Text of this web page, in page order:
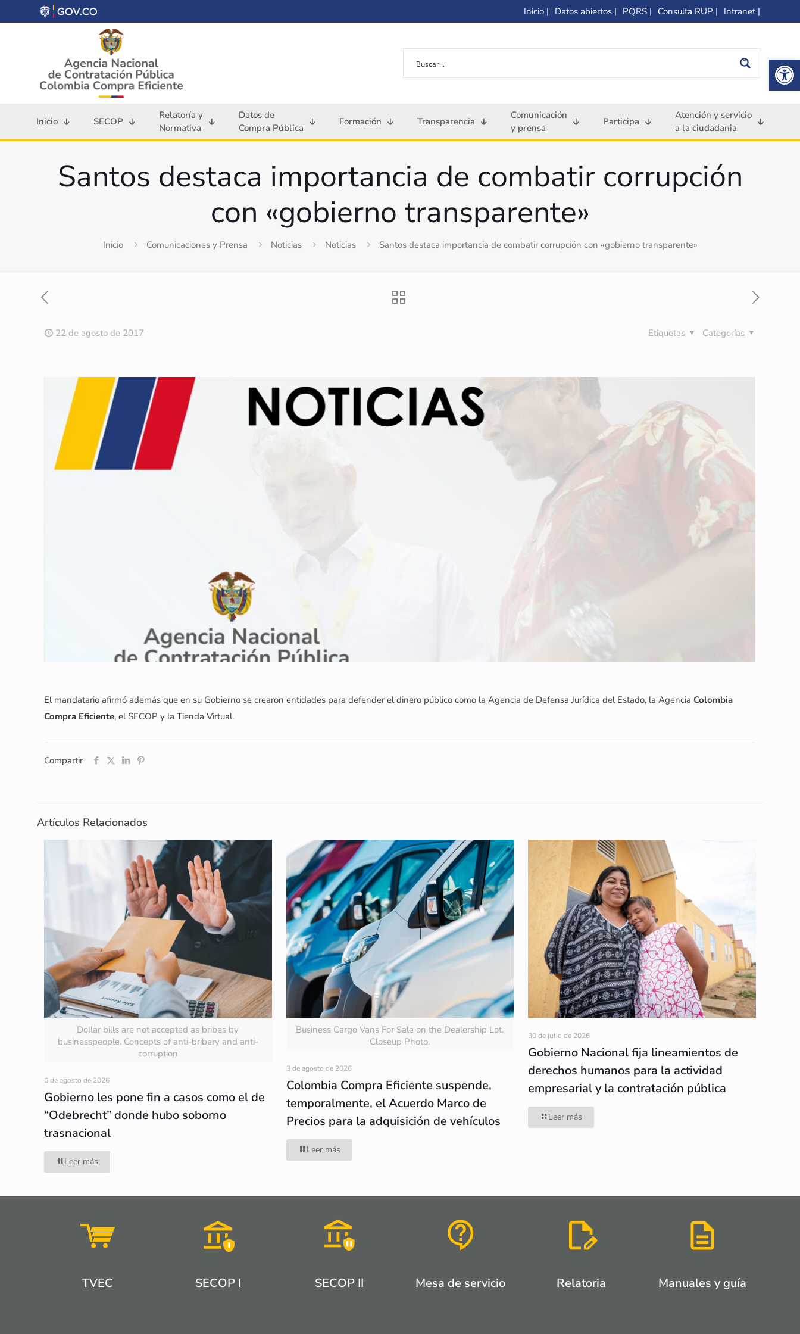
Inicio | Datos abiertos | PQRS | Consulta RUP | Intranet |
Inicio SECOP
Relatoría y
Normativa
Datos de
Compra Pública
Formación Transparencia
Comunicación
y prensa
Participa
Atención y servicio
a la ciudadania
Santos destaca importancia de combatir corrupción
con «gobierno transparente»
Inicio Comunicaciones y Prensa Noticias Noticias Santos destaca importancia de combatir corrupción con «gobierno transparente»
22 de agosto de 2017 Categorías
Etiquetas
El mandatario afirmó además que en su Gobierno se crearon entidades para defender el dinero público como la Agencia de Defensa Jurídica del Estado, la AgenciaColombia
Compra Eficiente, el SECOP y la Tienda Virtual.
Compartir
Artículos Relacionados
Dollar bills are not accepted as bribes by
businesspeople. Concepts of anti-bribery and anti-
corruption
6 de agosto de 2026
Gobierno les pone fin a casos como el de
“Odebrecht” donde hubo soborno
trasnacional
Leer más
Business Cargo Vans For Sale on the Dealership Lot.
Closeup Photo.
3 de agosto de 2026
Colombia Compra Eficiente suspende,
temporalmente, el Acuerdo Marco de
Precios para la adquisición de vehículos
Leer más
30 de julio de 2026
Gobierno Nacional fija lineamientos de
derechos humanos para la actividad
empresarial y la contratación pública
Leer más
TVEC SECOP I SECOP II Mesa de servicio Relatoria Manuales y guía